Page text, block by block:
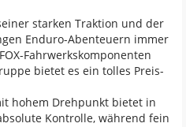
starken Traktion und der
Enduro-Abenteuern immer
Fahrwerkskomponenten
bietet es ein tolles Preis-
hohem Drehpunkt bietet in
Kontrolle, während fein